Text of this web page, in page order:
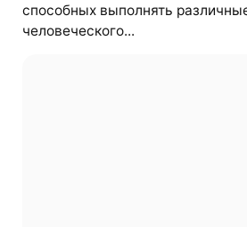
способных выполнять
человеческого...